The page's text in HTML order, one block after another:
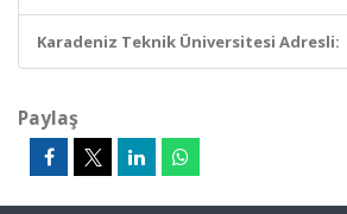
Karadeniz Teknik Üniversitesi Adresli:
Paylaş